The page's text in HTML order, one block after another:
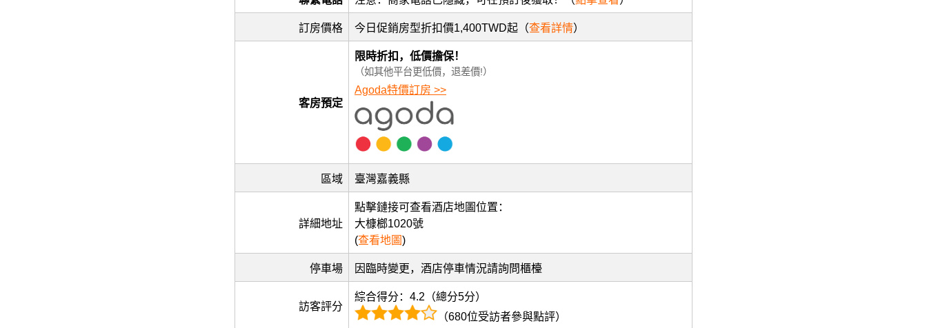
訂房價格 今日促銷房型折扣價1,400TWD起（查看詳情）
客房預定
限時折扣，低價擔保！
（如其他平台更低價，退差價!）
Agoda特價訂房 >>
區域 臺灣嘉義縣
詳細地址
點擊鏈接可查看酒店地圖位置：
大槺榔1020號
(查看地圖)
停車場 因臨時變更，酒店停車情況請詢問櫃檯
訪客評分
綜合得分：4.2（總分5分）
（680位受訪者參與點評）